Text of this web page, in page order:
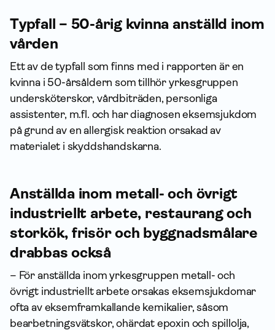
Typfall – 50-årig kvinna anställd inom
vården
Ett av de typfall som finns med i rapporten är en
kvinna i 50-årsåldern som tillhör yrkesgruppen
undersköterskor, vårdbiträden, personliga
assistenter, m.fl. och har diagnosen eksemsjukdom
på grund av en allergisk reaktion orsakad av
materialet i skyddshandskarna.
Anställda inom metall- och övrigt
industriellt arbete, restaurang och
storkök, frisör och byggnadsmålare
drabbas också
– För anställda inom yrkesgruppen metall- och
övrigt industriellt arbete orsakas eksemsjukdomar
ofta av eksemframkallande kemikalier, såsom
bearbetningsvätskor, ohärdat epoxin och spillolja,